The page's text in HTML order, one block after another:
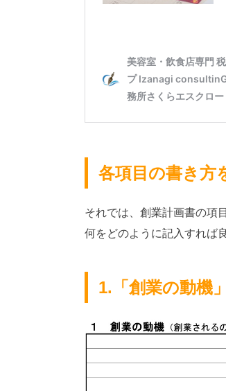
各項目の書き方
それでは、創業計画書の項
何をどのように記入すれば
1.「創業の動機」